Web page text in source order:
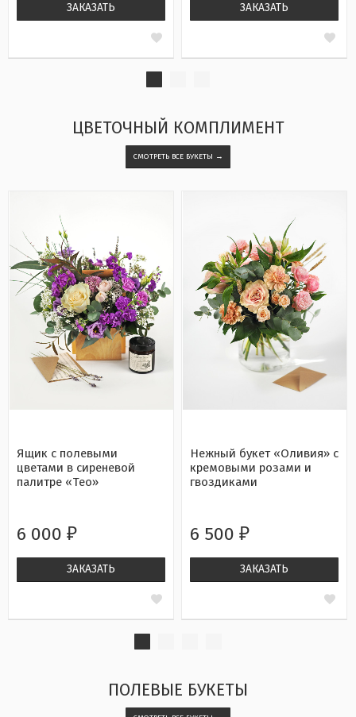
ЗАКАЗАТЬ ЗАКАЗАТЬ
ЦВЕТОЧНЫЙ КОМПЛИМЕНТ
СМОТРЕТЬ ВСЕ БУКЕТЫ →
Ящик с полевыми
цветами в сиреневой
палитре «Тео»
6 000 ₽
ЗАКАЗАТЬ
Нежный букет «Оливия» с
кремовыми розами и
гвоздиками
6 500 ₽
ЗАКАЗАТЬ
ПОЛЕВЫЕ БУКЕТЫ